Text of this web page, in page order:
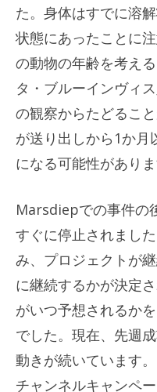
た。身体はすでに溶
状態にあったことに
の動物の年齢を考え
タ・ブルーインヴィ
の観察からたどるこ
が送り出しから1か月
になる可能性がありま
Marsdiepでの事件の
すぐに停止されまし
み、プロジェクトが
に継続するかが決定
がいつ予想されるか
でした。現在、先週
動きが続いています
チャンネルキャンペ